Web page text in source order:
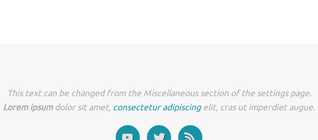
This text can be changed from the Miscellaneous section of the settings page.
Lorem ipsumdolor sit amet, consectetur adipiscingelit, cras ut imperdiet augue.